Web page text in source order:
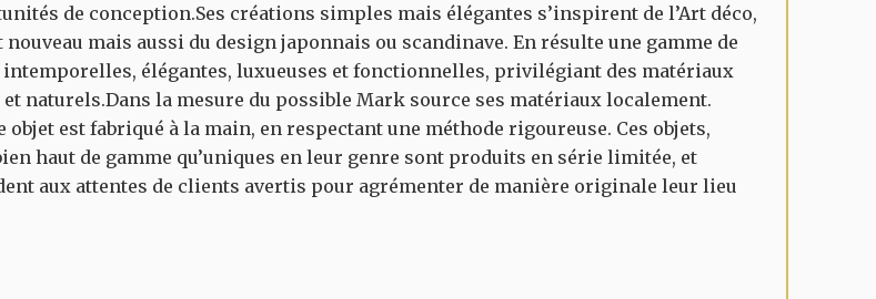
de conception.Ses créations simples mais élégantes s’inspirent de l’Art déco,
nouveau mais aussi du design japonnais ou scandinave. En résulte une gamme de
intemporelles, élégantes, luxueuses et fonctionnelles, privilégiant des matériaux
et naturels.Dans la mesure du possible Mark source ses matériaux localement.
objet est fabriqué à la main, en respectant une méthode rigoureuse. Ces objets,
haut de gamme qu’uniques en leur genre sont produits en série limitée, et
aux attentes de clients avertis pour agrémenter de manière originale leur lieu